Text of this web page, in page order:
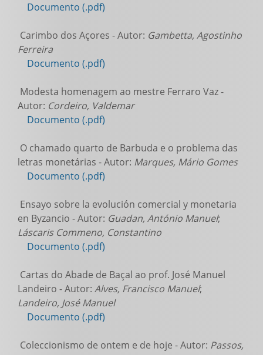
Documento (.pdf)
Carimbo dos Açores - Autor: Gambetta, Agostinho
Ferreira
Documento (.pdf)
Modesta homenagem ao mestre Ferraro Vaz -
Autor: Cordeiro, Valdemar
Documento (.pdf)
O chamado quarto de Barbuda e o problema das
letras monetárias - Autor: Marques, Mário Gomes
Documento (.pdf)
Ensayo sobre la evolución comercial y monetaria
en Byzancio - Autor: Guadan, António Manuel;
Láscaris Commeno, Constantino
Documento (.pdf)
Cartas do Abade de Baçal ao prof. José Manuel
Landeiro - Autor: Alves, Francisco Manuel;
Landeiro, José Manuel
Documento (.pdf)
Coleccionismo de ontem e de hoje - Autor: Passos,